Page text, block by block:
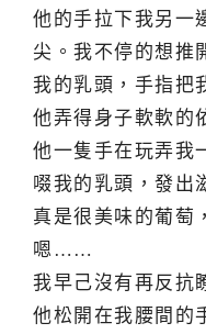
他的手拉下我另一
尖。我不停的想推
我的乳頭，手指把
他弄得身子軟軟的
他一隻手在玩弄我
啜我的乳頭，發出
真是很美味的葡
嗯……
我早己沒有再反抗
他松開在我腰間的